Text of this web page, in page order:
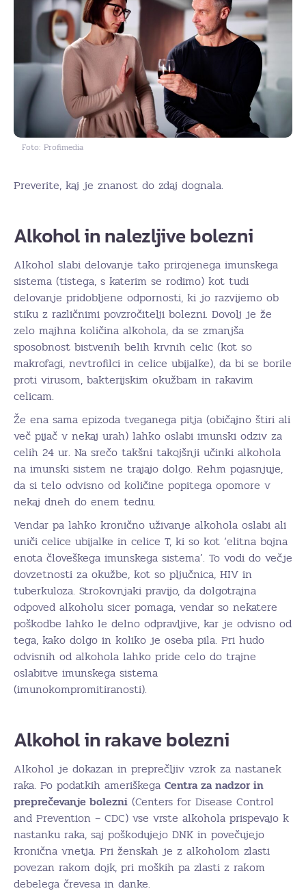
Foto: Profimedia
Preverite, kaj je znanost do zdaj dognala.
Alkohol in nalezljive bolezni
Alkohol slabi delovanje tako prirojenega imunskega
sistema (tistega, s katerim se rodimo) kot tudi
delovanje pridobljene odpornosti, ki jo razvijemo ob
stiku z različnimi povzročitelji bolezni. Dovolj je že
zelo majhna količina alkohola, da se zmanjša
sposobnost bistvenih belih krvnih celic (kot so
makrofagi, nevtrofilci in celice ubijalke), da bi se borile
proti virusom, bakterijskim okužbam in rakavim
celicam.
Že ena sama epizoda tveganega pitja (običajno štiri ali
več pijač v nekaj urah) lahko oslabi imunski odziv za
celih 24 ur. Na srečo takšni takojšnji učinki alkohola
na imunski sistem ne trajajo dolgo. Rehm pojasnjuje,
da si telo odvisno od količine popitega opomore v
nekaj dneh do enem tednu.
Vendar pa lahko kronično uživanje alkohola oslabi ali
uniči celice ubijalke in celice T, ki so kot ‘elitna bojna
enota človeškega imunskega sistema’. To vodi do večje
dovzetnosti za okužbe, kot so pljučnica, HIV in
tuberkuloza. Strokovnjaki pravijo, da dolgotrajna
odpoved alkoholu sicer pomaga, vendar so nekatere
poškodbe lahko le delno odpravljive, kar je odvisno od
tega, kako dolgo in koliko je oseba pila. Pri hudo
odvisnih od alkohola lahko pride celo do trajne
oslabitve imunskega sistema
(imunokompromitiranosti).
Alkohol in rakave bolezni
Alkohol je dokazan in preprečljiv vzrok za nastanek
raka. Po podatkih ameriškega Centra za nadzor in
preprečevanje bolezni (Centers for Disease Control
and Prevention – CDC) vse vrste alkohola prispevajo k
nastanku raka, saj poškodujejo DNK in povečujejo
kronična vnetja. Pri ženskah je z alkoholom zlasti
povezan rakom dojk, pri moških pa zlasti z rakom
debelega črevesa in danke.